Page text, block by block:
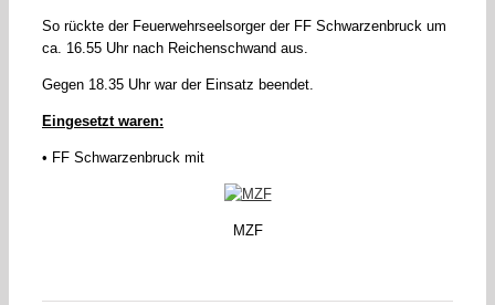
So rückte der Feuerwehrseelsorger der FF Schwarzenbruck um
ca. 16.55 Uhr nach Reichenschwand aus.
Gegen 18.35 Uhr war der Einsatz beendet.
Eingesetzt waren:
• FF Schwarzenbruck mit
MZF